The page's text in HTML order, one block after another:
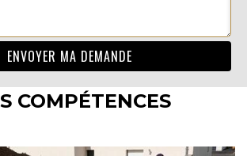
COMPÉTENCES